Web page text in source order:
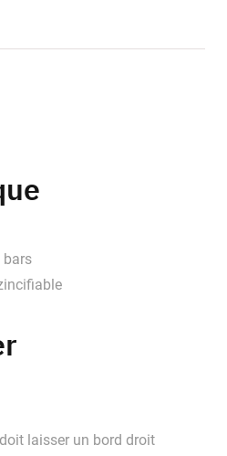
bars
laisser un bord droit